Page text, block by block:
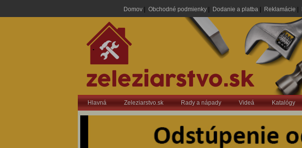
Domov| Obchodné podmienky| Dodanie a platba| Reklamácie
.
Hlavná Zeleziarstvo.sk Rady a nápady Videá Katalógy